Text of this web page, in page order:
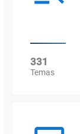
331
Temas